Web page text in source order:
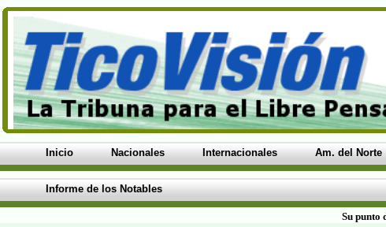
Inicio Nacionales Internacionales Am. del Norte
Informe de los Notables
Su punto